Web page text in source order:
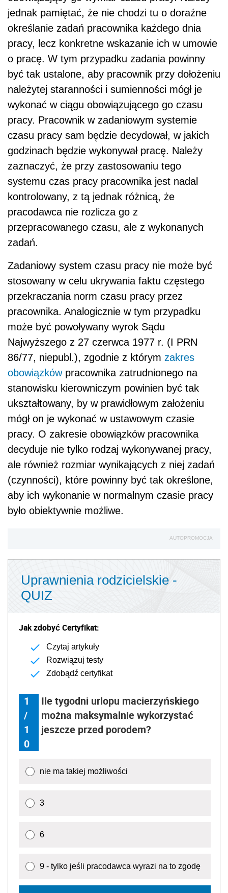
jednak pamiętać, że nie chodzi tu o doraźne
określanie zadań pracownika każdego dnia
pracy, lecz konkretne wskazanie ich w umowie
o pracę. W tym przypadku zadania powinny
być tak ustalone, aby pracownik przy dołożeniu
należytej staranności i sumienności mógł je
wykonać w ciągu obowiązującego go czasu
pracy. Pracownik w zadaniowym systemie
czasu pracy sam będzie decydował, w jakich
godzinach będzie wykonywał pracę. Należy
zaznaczyć, że przy zastosowaniu tego
systemu czas pracy pracownika jest nadal
kontrolowany, z tą jednak różnicą, że
pracodawca nie rozlicza go z
przepracowanego czasu, ale z wykonanych
zadań.
Zadaniowy system czasu pracy nie może być
stosowany w celu ukrywania faktu częstego
przekraczania norm czasu pracy przez
pracownika. Analogicznie w tym przypadku
może być powoływany wyrok Sądu
Najwyższego z 27 czerwca 1977 r. (I PRN
86/77, niepubl.), zgodnie z którym zakres
obowiązkówpracownika zatrudnionego na
stanowisku kierowniczym powinien być tak
ukształtowany, by w prawidłowym założeniu
mógł on je wykonać w ustawowym czasie
pracy. O zakresie obowiązków pracownika
decyduje nie tylko rodzaj wykonywanej pracy,
ale również rozmiar wynikających z niej zadań
(czynności), które powinny być tak określone,
aby ich wykonanie w normalnym czasie pracy
było obiektywnie możliwe.
AUTOPROMOCJA
Uprawnienia rodzicielskie -
QUIZ
Jak zdobyć Certyfikat:
Czytaj artykuły
Rozwiązuj testy
Zdobądź certyfikat
1
/
1
0
Ile tygodni urlopu macierzyńskiego
można maksymalnie wykorzystać
jeszcze przed porodem?
nie ma takiej możliwości
3
6
9 - tylko jeśli pracodawca wyrazi na to zgodę